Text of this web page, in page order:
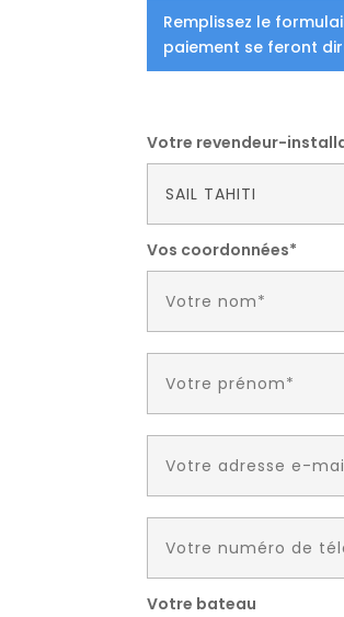
Remplissez le
paiement se feront
Votre revendeur-
Vos coordonnées*
Votre bateau